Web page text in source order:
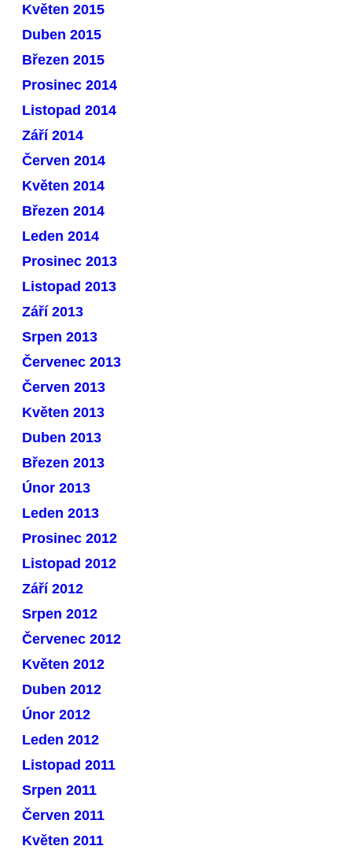
Květen 2015
Duben 2015
Březen 2015
Prosinec 2014
Listopad 2014
Září 2014
Červen 2014
Květen 2014
Březen 2014
Leden 2014
Prosinec 2013
Listopad 2013
Září 2013
Srpen 2013
Červenec 2013
Červen 2013
Květen 2013
Duben 2013
Březen 2013
Únor 2013
Leden 2013
Prosinec 2012
Listopad 2012
Září 2012
Srpen 2012
Červenec 2012
Květen 2012
Duben 2012
Únor 2012
Leden 2012
Listopad 2011
Srpen 2011
Červen 2011
Květen 2011